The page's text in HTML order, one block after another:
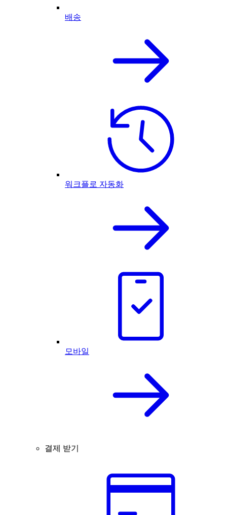
배송
워크플로 자동화
모바일
결제 받기